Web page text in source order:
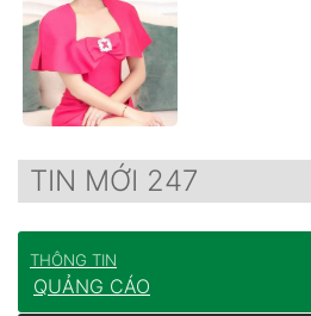
TIN MỚI 247
THÔNG TIN
QUẢNG CÁO